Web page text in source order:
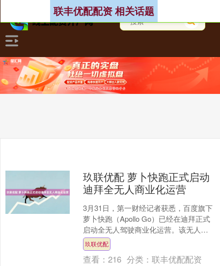
联丰优配配资 相关话题
玖联优配 萝卜快跑正式启动
迪拜全无人商业化运营
3月31日，第一财经记者获悉，百度旗下
萝卜快跑（Apollo Go）已经在迪拜正式
启动全无人驾驶商业化运营。该无人车
队正分批次投入运营，逐步构建起一个
规模达数千....
玖联优配
查看：216 分类：联丰优配配资